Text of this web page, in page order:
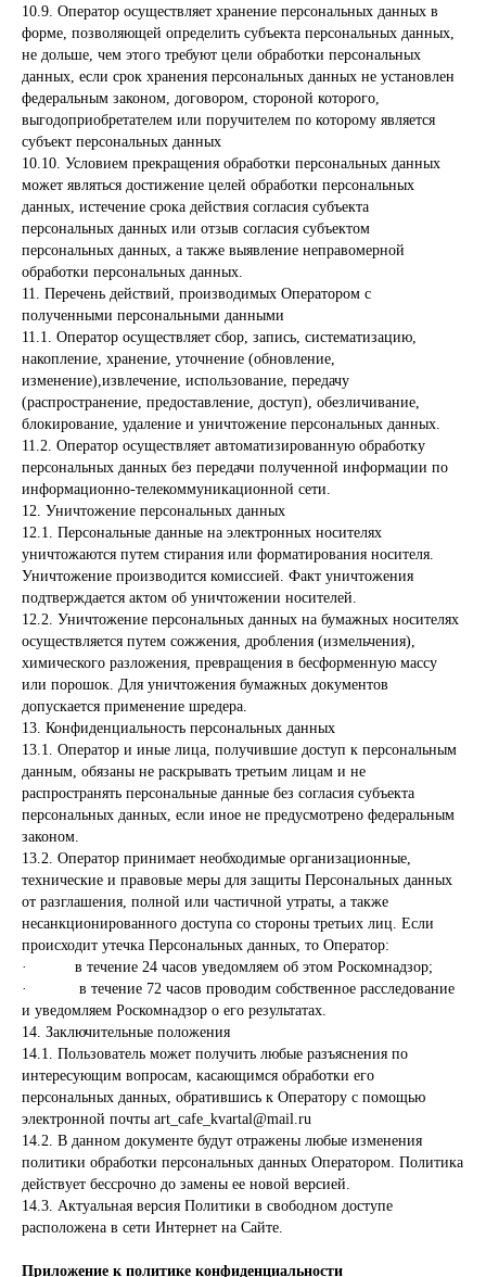
10.9. Оператор осуществляет хранение персональных данных в
форме, позволяющей определить субъекта персональных данных,
не дольше, чем этого требуют цели обработки персональных
данных, если срок хранения персональных данных не установлен
федеральным законом, договором, стороной которого,
выгодоприобретателем или поручителем по которому является
субъект персональных данных
10.10. Условием прекращения обработки персональных данных
может являться достижение целей обработки персональных
данных, истечение срока действия согласия субъекта
персональных данных или отзыв согласия субъектом
персональных данных, а также выявление неправомерной
обработки персональных данных.
11. Перечень действий, производимых Оператором с
полученными персональными данными
11.1. Оператор осуществляет сбор, запись, систематизацию,
накопление, хранение, уточнение (обновление,
изменение),извлечение, использование, передачу
(распространение, предоставление, доступ), обезличивание,
блокирование, удаление и уничтожение персональных данных.
11.2. Оператор осуществляет автоматизированную обработку
персональных данных без передачи полученной информации по
информационно-телекоммуникационной сети.
12. Уничтожение персональных данных
12.1. Персональные данные на электронных носителях
уничтожаются путем стирания или форматирования носителя.
Уничтожение производится комиссией. Факт уничтожения
подтверждается актом об уничтожении носителей.
12.2. Уничтожение персональных данных на бумажных носителях
осуществляется путем сожжения, дробления (измельчения),
химического разложения, превращения в бесформенную массу
или порошок. Для уничтожения бумажных документов
допускается применение шредера.
13. Конфиденциальность персональных данных
13.1. Оператор и иные лица, получившие доступ к персональным
данным, обязаны не раскрывать третьим лицам и не
распространять персональные данные без согласия субъекта
персональных данных, если иное не предусмотрено федеральным
законом.
13.2. Оператор принимает необходимые организационные,
технические и правовые меры для защиты Персональных данных
от разглашения, полной или частичной утраты, а также
несанкционированного доступа со стороны третьих лиц. Если
происходит утечка Персональных данных, то Оператор:
· в течение 24 часов уведомляем об этом Роскомнадзор;
· в течение 72 часов проводим собственное расследование
и уведомляем Роскомнадзор о его результатах.
14. Заключительные положения
14.1. Пользователь может получить любые разъяснения по
интересующим вопросам, касающимся обработки его
персональных данных, обратившись к Оператору с помощью
электронной почты art_cafe_kvartal@mail.ru
14.2. В данном документе будут отражены любые изменения
политики обработки персональных данных Оператором. Политика
действует бессрочно до замены ее новой версией.
14.3. Актуальная версия Политики в свободном доступе
расположена в сети Интернет на Сайте.
Приложение к политике конфиденциальности